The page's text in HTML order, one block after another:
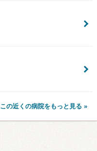
この近くの病院をもっと見る »